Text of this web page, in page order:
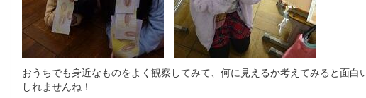
おうちでも身近なものをよく観察してみて、何に見えるか考えてみると面白
しれませんね！